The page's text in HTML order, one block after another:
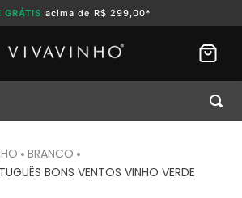
GRÁTIS acima de R$ 299,00*
BRANCO
BONS VENTOS VINHO VERDE